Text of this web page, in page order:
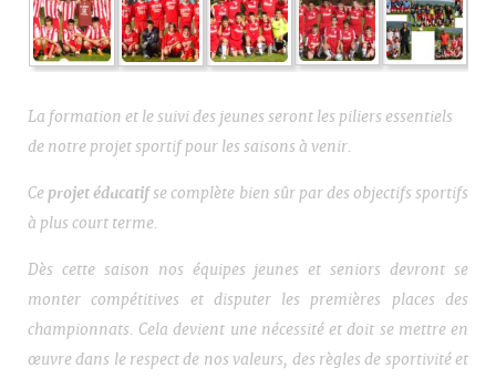
La formation et le suivi des jeunes seront les piliers essentiels
de notre projet sportif pour les saisons à venir.
Ce projet éducatifse complète bien sûr par des objectifs sportifs
à plus court terme.
Dès cette saison nos équipes jeunes et seniors devront se
monter compétitives et disputer les premières places des
championnats. Cela devient une nécessité et doit se mettre en
œuvre dans le respect de nos valeurs, des règles de sportivité et